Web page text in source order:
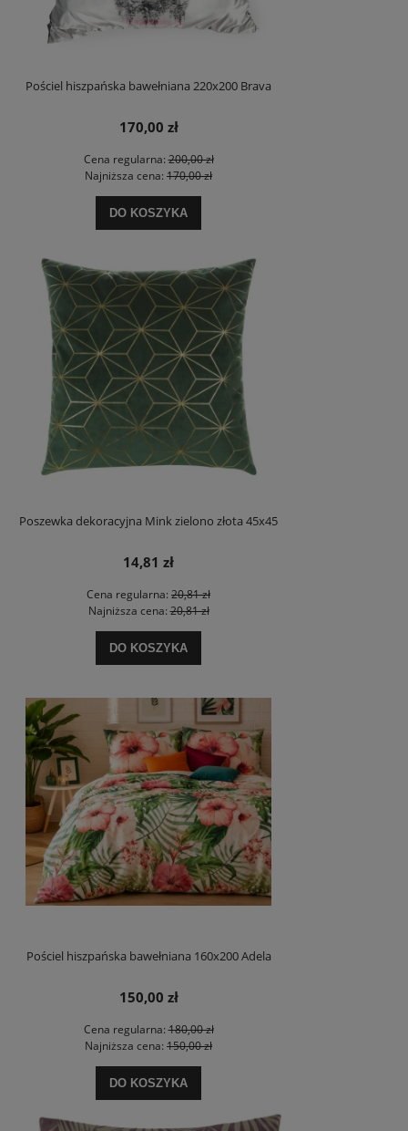
Pościel hiszpańska bawełniana 220x200 Brava
170,00 zł
Cena regularna:200,00 zł
Najniższa cena: 170,00 zł
DO KOSZYKA
Poszewka dekoracyjna Mink zielono złota 45x45
14,81 zł
Cena regularna: 20,81 zł
Najniższa cena:20,81 zł
DO KOSZYKA
Pościel hiszpańska bawełniana 160x200 Adela
150,00 zł
Cena regularna:180,00 zł
Najniższa cena: 150,00 zł
DO KOSZYKA